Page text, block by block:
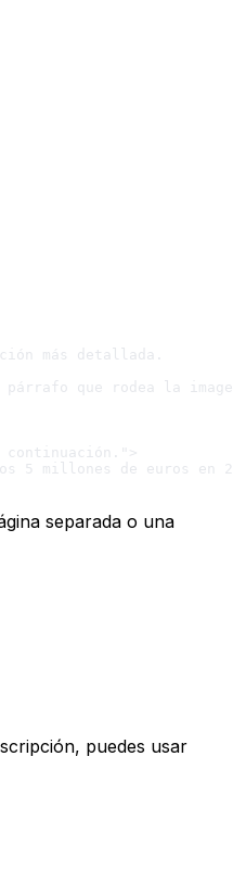
más detallada.
que rodea la
5 millones de
separada o una
puedes usar